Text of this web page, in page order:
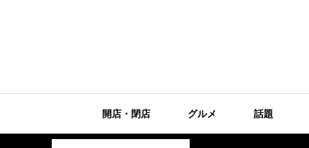
開店・閉店 グルメ 話題